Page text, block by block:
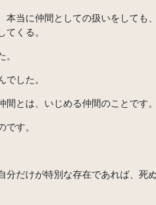
当に仲間としての扱いをしても
くる。
した。
とは、いじめる仲間のことです。
す。
だけが特別な存在であれば、死